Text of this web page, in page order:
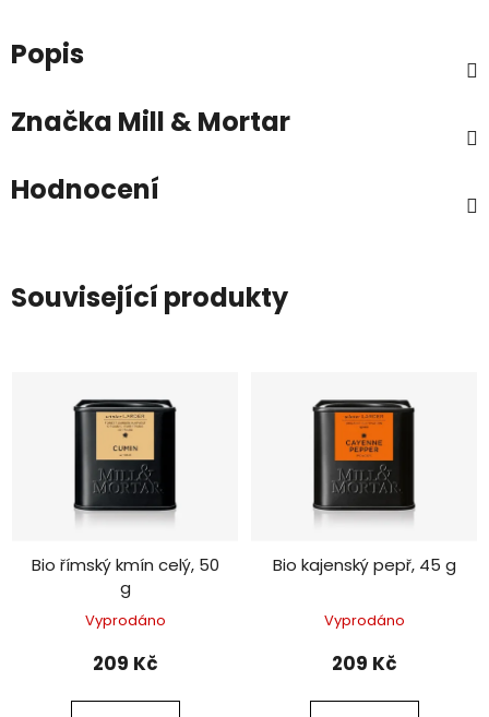
Popis
Značka Mill & Mortar
Hodnocení
Související produkty
Bio římský kmín celý, 50
g
Vyprodáno
209 Kč
Bio kajenský pepř, 45 g
Vyprodáno
209 Kč